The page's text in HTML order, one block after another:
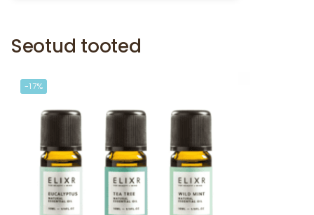
Seotud tooted
-17%